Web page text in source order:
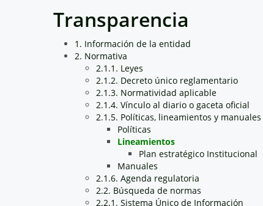
Transparencia
1. Información de la entidad
2. Normativa
2.1.1. Leyes
2.1.2. Decreto único reglamentario
2.1.3. Normatividad aplicable
2.1.4. Vínculo al diario o gaceta oficial
2.1.5. Políticas, lineamientos y manuales
Políticas
Lineamientos
Plan estratégico Institucional
Manuales
2.1.6. Agenda regulatoria
2.2. Búsqueda de normas
2.2.1. Sistema Único de Información